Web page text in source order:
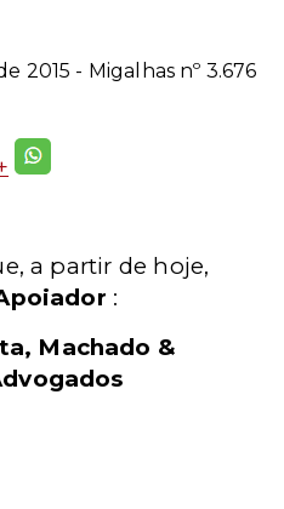
2015 - Migalhas nº 3.676
a partir de hoje,
:
Machado &